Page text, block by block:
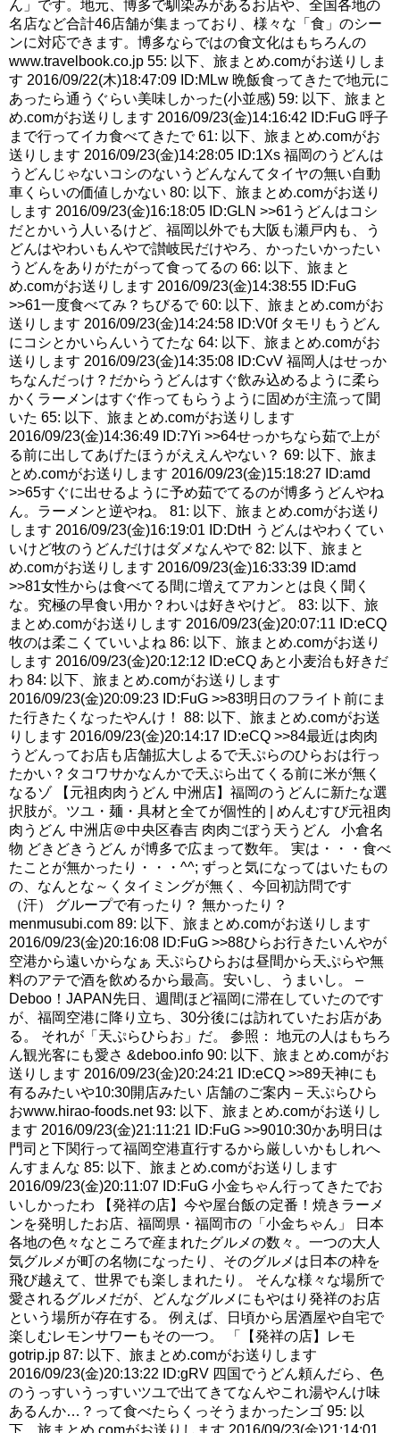
ん」です。地元、博多で馴染みがあるお店や、全国各地の
名店など合計46店舗が集まっており、様々な「食」のシー
ンに対応できます。博多ならではの食文化はもちろんの
www.travelbook.co.jp 55: 以下、旅まとめ.comがお送りしま
す 2016/09/22(木)18:47:09 ID:MLw 晩飯食ってきたで地元に
あったら通うぐらい美味しかった(小並感) 59: 以下、旅まと
め.comがお送りします 2016/09/23(金)14:16:42 ID:FuG 呼子
まで行ってイカ食べてきたで 61: 以下、旅まとめ.comがお
送りします 2016/09/23(金)14:28:05 ID:1Xs 福岡のうどんは
うどんじゃないコシのないうどんなんてタイヤの無い自動
車くらいの価値しかない 80: 以下、旅まとめ.comがお送り
します 2016/09/23(金)16:18:05 ID:GLN >>61うどんはコシ
だとかいう人いるけど、福岡以外でも大阪も瀬戸内も、う
どんはやわいもんやで讃岐民だけやろ、かったいかったい
うどんをありがたがって食ってるの 66: 以下、旅まと
め.comがお送りします 2016/09/23(金)14:38:55 ID:FuG
>>61一度食べてみ？ちびるで 60: 以下、旅まとめ.comがお
送りします 2016/09/23(金)14:24:58 ID:V0f タモリもうどん
にコシとかいらんいうてたな 64: 以下、旅まとめ.comがお
送りします 2016/09/23(金)14:35:08 ID:CvV 福岡人はせっか
ちなんだっけ？だからうどんはすぐ飲み込めるように柔ら
かくラーメンはすぐ作ってもらうように固めが主流って聞
いた 65: 以下、旅まとめ.comがお送りします
2016/09/23(金)14:36:49 ID:7Yi >>64せっかちなら茹で上が
る前に出してあげたほうがええんやない？ 69: 以下、旅ま
とめ.comがお送りします 2016/09/23(金)15:18:27 ID:amd
>>65すぐに出せるように予め茹でてるのが博多うどんやね
ん。ラーメンと逆やね。 81: 以下、旅まとめ.comがお送り
します 2016/09/23(金)16:19:01 ID:DtH うどんはやわくてい
いけど牧のうどんだけはダメなんやで 82: 以下、旅まと
め.comがお送りします 2016/09/23(金)16:33:39 ID:amd
>>81女性からは食べてる間に増えてアカンとは良く聞く
な。究極の早食い用か？わいは好きやけど。 83: 以下、旅
まとめ.comがお送りします 2016/09/23(金)20:07:11 ID:eCQ
牧のは柔こくていいよね 86: 以下、旅まとめ.comがお送り
します 2016/09/23(金)20:12:12 ID:eCQ あと小麦治も好きだ
わ 84: 以下、旅まとめ.comがお送りします
2016/09/23(金)20:09:23 ID:FuG >>83明日のフライト前にま
た行きたくなったやんけ！ 88: 以下、旅まとめ.comがお送
りします 2016/09/23(金)20:14:17 ID:eCQ >>84最近は肉肉
うどんってお店も店舗拡大しよるで天ぷらのひらおは行っ
たかい？タコワサかなんかで天ぷら出てくる前に米が無く
なるゾ 【元祖肉肉うどん 中洲店】福岡のうどんに新たな選
択肢が。ツユ・麺・具材と全てが個性的 | めんむすび元祖肉
肉うどん 中洲店＠中央区春吉 肉肉ごぼう天うどん 小倉名
物 どきどきうどん が博多で広まって数年。 実は・・・食べ
たことが無かったり・・・^^; ずっと気になってはいたもの
の、なんとな～くタイミングが無く、今回初訪問です
（汗） グループで有ったり？ 無かったり？
menmusubi.com 89: 以下、旅まとめ.comがお送りします
2016/09/23(金)20:16:08 ID:FuG >>88ひらお行きたいんやが
空港から遠いからなぁ 天ぷらひらおは昼間から天ぷらや無
料のアテで酒を飲めるから最高。安いし、うまいし。 –
Deboo！JAPAN先日、週間ほど福岡に滞在していたのです
が、福岡空港に降り立ち、30分後には訪れていたお店があ
る。 それが「天ぷらひらお」だ。 参照： 地元の人はもちろ
ん観光客にも愛さ &deboo.info 90: 以下、旅まとめ.comがお
送りします 2016/09/23(金)20:24:21 ID:eCQ >>89天神にも
有るみたいや10:30開店みたい 店舗のご案内 – 天ぷらひら
おwww.hirao-foods.net 93: 以下、旅まとめ.comがお送りし
ます 2016/09/23(金)21:11:21 ID:FuG >>9010:30かあ明日は
門司と下関行って福岡空港直行するから厳しいかもしれへ
んすまんな 85: 以下、旅まとめ.comがお送りします
2016/09/23(金)20:11:07 ID:FuG 小金ちゃん行ってきたでお
いしかったわ 【発祥の店】今や屋台飯の定番！焼きラーメ
ンを発明したお店、福岡県・福岡市の「小金ちゃん」 日本
各地の色々なところで産まれたグルメの数々。一つの大人
気グルメが町の名物になったり、そのグルメは日本の枠を
飛び越えて、世界でも楽しまれたり。 そんな様々な場所で
愛されるグルメだが、どんなグルメにもやはり発祥のお店
という場所が存在する。 例えば、日頃から居酒屋や自宅で
楽しむレモンサワーもその一つ。 「【発祥の店】レモ
gotrip.jp 87: 以下、旅まとめ.comがお送りします
2016/09/23(金)20:13:22 ID:gRV 四国でうどん頼んだら、色
のうっすいうっすいツユで出てきてなんやこれ湯やんけ味
あるんか…？って食べたらくっそうまかったンゴ 95: 以
下、旅まとめ.comがお送りします 2016/09/23(金)21:14:01